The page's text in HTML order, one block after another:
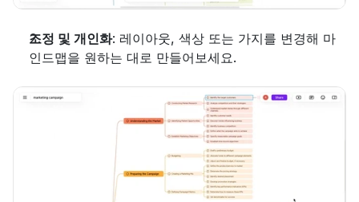
조정 및 개인화: 레이아웃, 색상 또는 가지를 변경해 마
인드맵을 원하는 대로 만들어보세요.